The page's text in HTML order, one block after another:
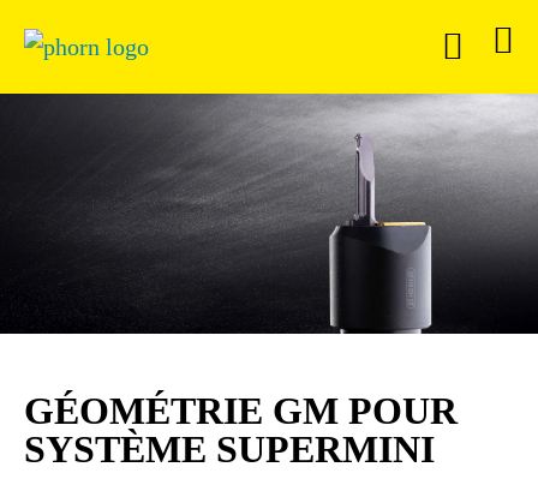
GÉOMÉTRIE GM POUR
SYSTÈME SUPERMINI